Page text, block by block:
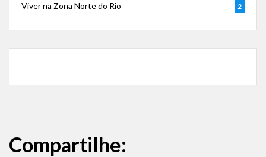
Viver na Zona Norte do Rio 2
Compartilhe: